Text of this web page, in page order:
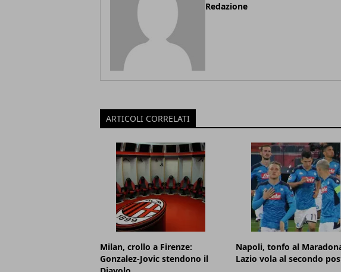
Redazione
ARTICOLI CORRELATI
Milan, crollo a Firenze:
Gonzalez-Jovic stendono il
Napoli, tonfo al
Lazio vola al secondo